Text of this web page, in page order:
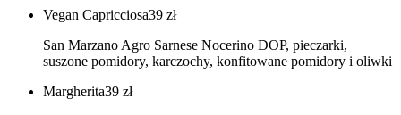
Vegan Capricciosa39 zł
San Marzano Agro Sarnese Nocerino DOP, pieczarki,
suszone pomidory, karczochy, konfitowane pomidory i oliwki
Margherita39 zł